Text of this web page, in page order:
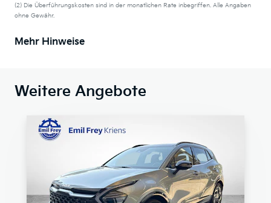
(2) Die Überführungskosten sind in der monatlichen Rate inbegriffen. Alle Angaben
ohne Gewähr.
Mehr Hinweise
Weitere Angebote